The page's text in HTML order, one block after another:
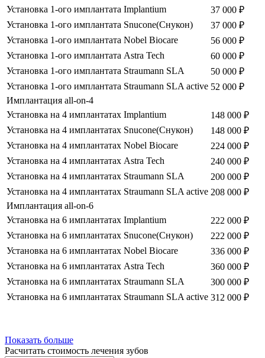
Установка 1-ого имплантата Implantium
37 000 ₽
Установка 1-ого имплантата Snucone(Снукон)
37 000 ₽
Установка 1-ого имплантата Nobel Biocare
56 000 ₽
Установка 1-ого имплантата Astra Tech
60 000 ₽
Установка 1-ого имплантата Straumann SLA
50 000 ₽
Установка 1-ого имплантата Straumann SLA activе 52 000 ₽
Имплантация all-on-4
Установка на 4 имплантатах Implantium
148 000 ₽
Установка на 4 имплантатах Snucone(Снукон)
148 000 ₽
Установка на 4 имплантатах Nobel Biocare
224 000 ₽
Установка на 4 имплантатах Astra Tech
240 000 ₽
Установка на 4 имплантатах Straumann SLA
200 000 ₽
Установка на 4 имплантатах Straumann SLA activе 208 000 ₽
Имплантация all-on-6
Установка на 6 имплантатах Implantium
222 000 ₽
Установка на 6 имплантатах Snucone(Снукон)
222 000 ₽
Установка на 6 имплантатах Nobel Biocare
336 000 ₽
Установка на 6 имплантатах Astra Tech
360 000 ₽
Установка на 6 имплантатах Straumann SLA
300 000 ₽
Установка на 6 имплантатах Straumann SLA activе 312 000 ₽
Показать больше
Расчитать стоимость лечения зубов